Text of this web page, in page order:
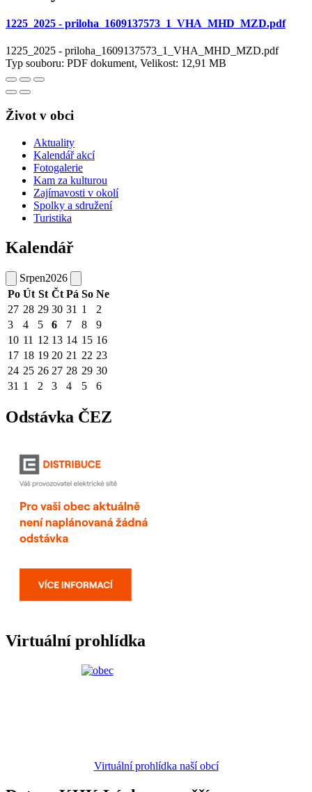
1225_2025 - priloha_1609137573_1_VHA_MHD_MZD.pdf
1225_2025 - priloha_1609137573_1_VHA_MHD_MZD.pdf
Typ souboru: PDF dokument, Velikost: 12,91 MB
Život v obci
Aktuality
Kalendář akcí
Fotogalerie
Kam za kulturou
Zajímavosti v okolí
Spolky a sdružení
Turistika
Kalendář
Srpen2026
Po Út St Čt Pá So Ne
27 28 29 30 31 1
2
3
4 5 6 7 8
9
10 11 12 13 14 15 16
17 18 19 20 21 22 23
24 25 26 27 28 29 30
31 1 2 3 4 5 6
Odstávka ČEZ
Virtuální prohlídka
Virtuální prohlídka naší obcí